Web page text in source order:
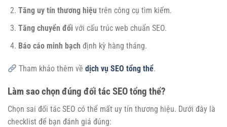
Tăng uy tín thương hiệu trên công cụ tìm kiếm.
Tăng chuyển đổi với cấu trúc web chuẩn SEO.
Báo cáo minh bạch định kỳ hàng tháng.
Tham khảo thêm vềdịch vụ SEO tổng thể.
Làm sao chọn đúng đối tác SEO tổng thể?
Chọn sai đối tác SEO có thể mất uy tín thương hiệu. Dưới đây là
checklist để bạn đánh giá đúng: